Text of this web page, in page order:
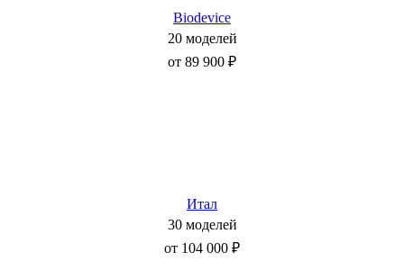
Biodevice
20 моделей
от 89 900 ₽
Итал
30 моделей
от 104 000 ₽